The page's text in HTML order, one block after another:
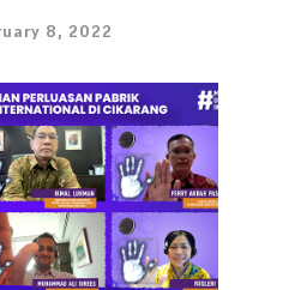
8, 2022